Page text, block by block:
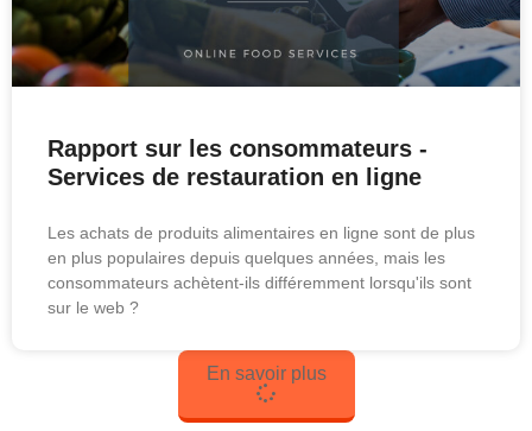
Rapport sur les consommateurs -
Services de restauration en ligne
Les achats de produits alimentaires en ligne sont de plus
en plus populaires depuis quelques années, mais les
consommateurs achètent-ils différemment lorsqu'ils sont
sur le web ?
En savoir plus